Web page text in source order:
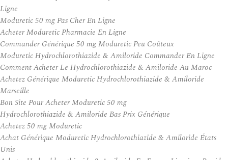
Ligne
Moduretic 50 mg Pas Cher En Ligne
Acheter Moduretic Pharmacie En Ligne
Commander Générique 50 mg Moduretic Peu Coûteux
Moduretic Hydrochlorothiazide & Amiloride Commander En Ligne
Comment Acheter Le Hydrochlorothiazide & Amiloride Au Maroc
Achetez Générique Moduretic Hydrochlorothiazide & Amiloride
Marseille
Bon Site Pour Acheter Moduretic 50 mg
Hydrochlorothiazide & Amiloride Bas Prix Générique
Achetez 50 mg Moduretic
Achat Générique Moduretic Hydrochlorothiazide & Amiloride États
Unis